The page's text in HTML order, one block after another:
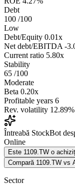
Debt
100 /100
Low
Debt/Equity 0.01x
Net debt/EBITDA -
Current ratio 5.80x
Stability
65 /100
Moderate
Beta 0.20x
Profitable years 6
Rev. volatility 12.89%
Întreabă StockBot
Online
Este 1109.TW o
Compară 1109.TW vs
Sector